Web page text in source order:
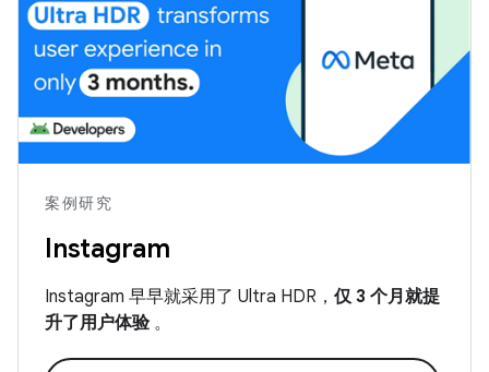
案例研究
Instagram
Instagram 早早就采用了 Ultra HDR， 仅 3 个月就提
升了用户体验 。